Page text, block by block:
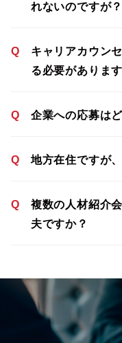
れないのですが？
Q
キャリアカウン
る必要がありま
Q 企業への応募は
Q 地方在住ですが
Q
複数の人材紹介
夫ですか？